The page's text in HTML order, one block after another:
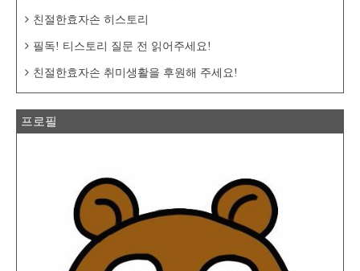
친절한효자손 히스토리
필독! 티스토리 질문 전 읽어주세요!
친절한효자손 취미생활을 후원해 주세요!
프로필